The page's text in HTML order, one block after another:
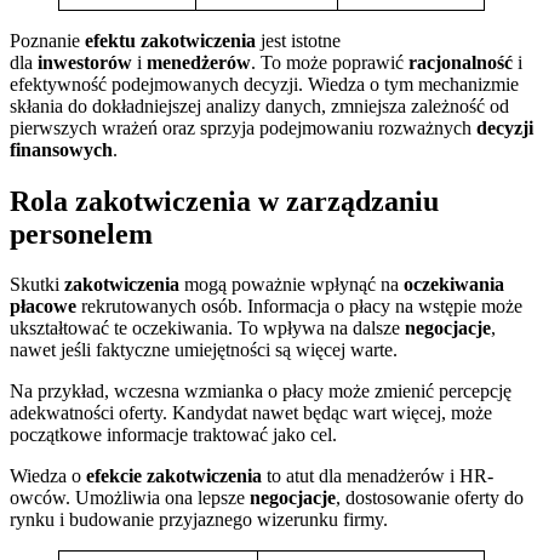
Poznanie efektu zakotwiczenia jest istotne
dla inwestorów i menedżerów. To może poprawić racjonalność i
efektywność podejmowanych decyzji. Wiedza o tym mechanizmie
skłania do dokładniejszej analizy danych, zmniejsza zależność od
pierwszych wrażeń oraz sprzyja podejmowaniu rozważnych decyzji
finansowych.
Rola zakotwiczenia w zarządzaniu
personelem
Skutki zakotwiczenia mogą poważnie wpłynąć na oczekiwania
płacowe rekrutowanych osób. Informacja o płacy na wstępie może
ukształtować te oczekiwania. To wpływa na dalsze negocjacje,
nawet jeśli faktyczne umiejętności są więcej warte.
Na przykład, wczesna wzmianka o płacy może zmienić percepcję
adekwatności oferty. Kandydat nawet będąc wart więcej, może
początkowe informacje traktować jako cel.
Wiedza o efekcie zakotwiczenia to atut dla menadżerów i HR-
owców. Umożliwia ona lepsze negocjacje, dostosowanie oferty do
rynku i budowanie przyjaznego wizerunku firmy.